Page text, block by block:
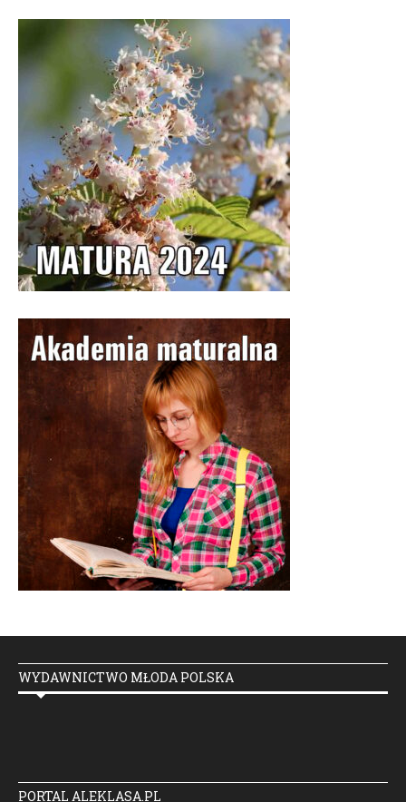
WYDAWNICTWO MŁODA POLSKA
PORTAL ALEKLASA.PL